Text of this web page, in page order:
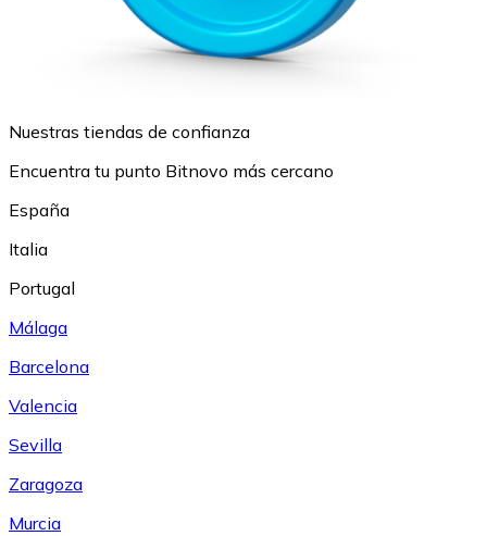
Nuestras tiendas de confianza
Encuentra tu punto Bitnovo más cercano
España
Italia
Portugal
Málaga
Barcelona
Valencia
Sevilla
Zaragoza
Murcia